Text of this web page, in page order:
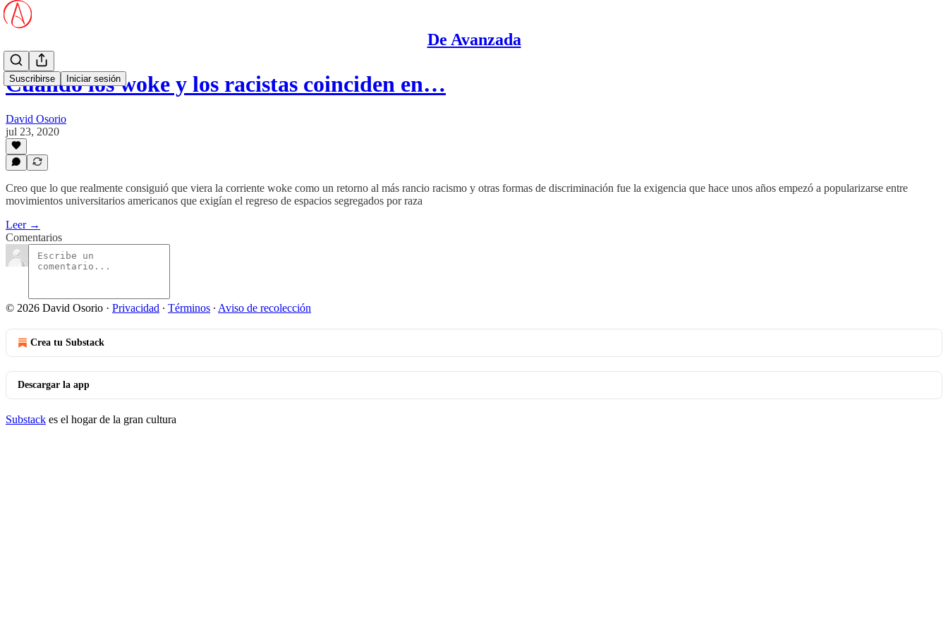
De Avanzada
Suscribirse Iniciar sesión
Cuando los woke y los racistas coinciden en…
David Osorio
jul 23, 2020
Creo que lo que realmente consiguió que viera la corriente woke como un retorno al más rancio racismo y otras formas de discriminación fue la exigencia que hace unos años empezó a popularizarse entre
movimientos universitarios americanos que exigían el regreso de espacios segregados por raza
Leer →
Comentarios
© 2026 David Osorio · Privacidad ∙ Términos ∙ Aviso de recolección
Crea tu Substack
Descargar la app
Substack es el hogar de la gran cultura